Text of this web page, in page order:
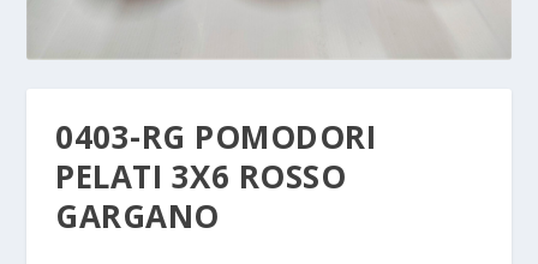
0403-RG POMODORI
PELATI 3X6 ROSSO
GARGANO